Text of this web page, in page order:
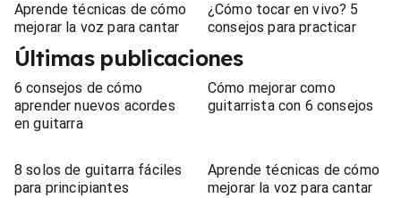
Aprende técnicas de cómo
mejorar la voz para cantar
¿Cómo tocar en vivo? 5
consejos para practicar
Últimas publicaciones
6 consejos de cómo
aprender nuevos acordes
en guitarra
Cómo mejorar como
guitarrista con 6 consejos
8 solos de guitarra fáciles
para principiantes
Aprende técnicas de cómo
mejorar la voz para cantar